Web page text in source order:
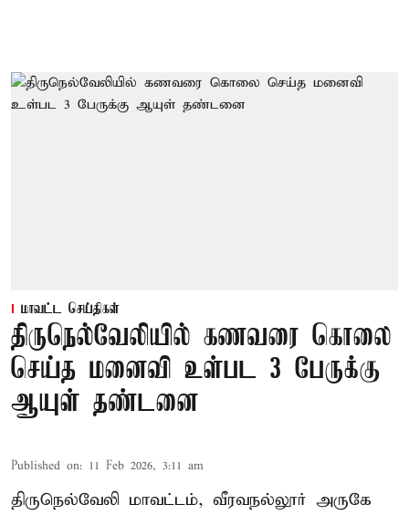
மாவட்ட செய்திகள்
திருநெல்வேலியில் கணவரை கொலை
செய்த மனைவி உள்பட 3 பேருக்கு
ஆயுள் தண்டனை
Published on: 11 Feb 2026, 3:11 am
திருநெல்வேலி மாவட்டம், வீரவநல்லூர் அருகே